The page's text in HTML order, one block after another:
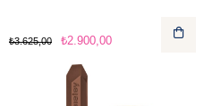
₺2.900,00
₺3.625,00